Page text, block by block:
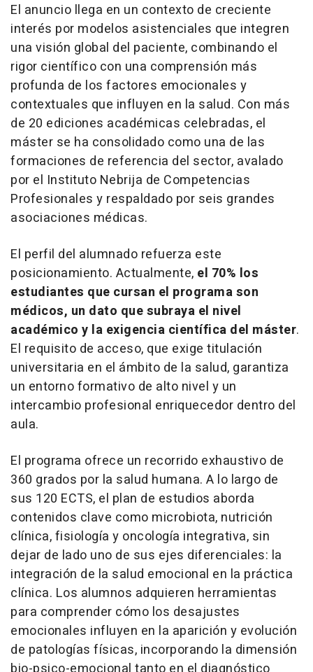
El anuncio llega en un contexto de creciente
interés por modelos asistenciales que integren
una visión global del paciente, combinando el
rigor científico con una comprensión más
profunda de los factores emocionales y
contextuales que influyen en la salud. Con más
de 20 ediciones académicas celebradas, el
máster se ha consolidado como una de las
formaciones de referencia del sector, avalado
por el Instituto Nebrija de Competencias
Profesionales y respaldado por seis grandes
asociaciones médicas.
El perfil del alumnado refuerza este
posicionamiento. Actualmente, el 70% los
estudiantes que cursan el programa son
médicos, un dato que subraya el nivel
académico y la exigencia científica del máster.
El requisito de acceso, que exige titulación
universitaria en el ámbito de la salud, garantiza
un entorno formativo de alto nivel y un
intercambio profesional enriquecedor dentro del
aula.
El programa ofrece un recorrido exhaustivo de
360 grados por la salud humana. A lo largo de
sus 120 ECTS, el plan de estudios aborda
contenidos clave como microbiota, nutrición
clínica, fisiología y oncología integrativa, sin
dejar de lado uno de sus ejes diferenciales: la
integración de la salud emocional en la práctica
clínica. Los alumnos adquieren herramientas
para comprender cómo los desajustes
emocionales influyen en la aparición y evolución
de patologías físicas, incorporando la dimensión